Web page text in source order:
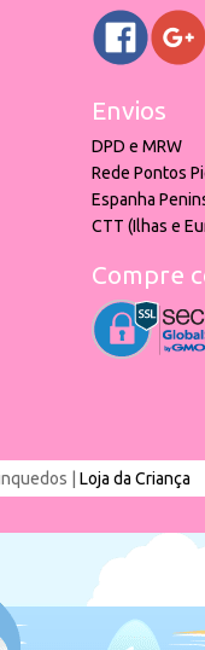
Envios
DPD e MRW
Rede Pontos
Espanha
CTT (Ilhas e
Compre
| Loja da Criança